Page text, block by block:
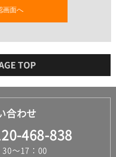
画面へ
合わせ
468-838
～17：00